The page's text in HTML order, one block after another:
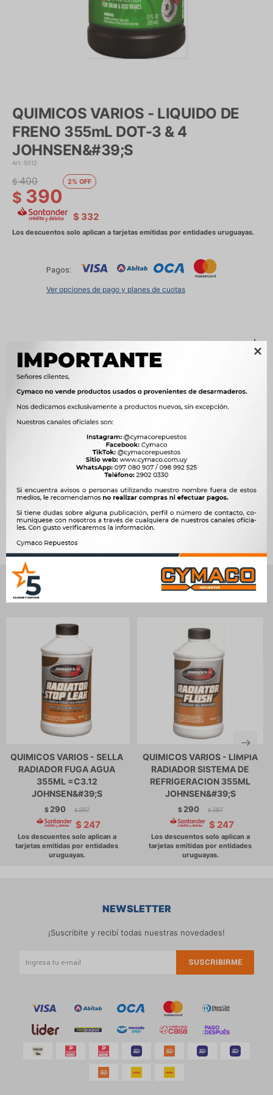

QUIMICOS VARIOS - LIQUIDO DE
FRENO 355mL DOT-3 & 4
JOHNSEN&#39;S
5012
$ 390
$ 400 2
$ 332
Pagos:
Ver opciones de pago y planes de cuotas
Ver mas productos de la marca Johnsen&#39;s
Un líquido de frenos sintético de calidad superior que contiene
ingredientes especiales para proteger contra el bloqueo de vapor y
Productos que te pueden interesar
QUIMICOS VARIOS - SELLA
RADIADOR FUGA AGUA
355ML =C3.12
JOHNSEN&#39;S
$ 290 $ 297
$ 247
QUIMICOS VARIOS - LIMPIA
RADIADOR SISTEMA DE
REFRIGERACION 355ML
JOHNSEN&#39;S
$ 290 $ 297
$ 247
NEWSLETTER
¡Suscribite y recibí todas nuestras novedades!
SUSCRIBIRME